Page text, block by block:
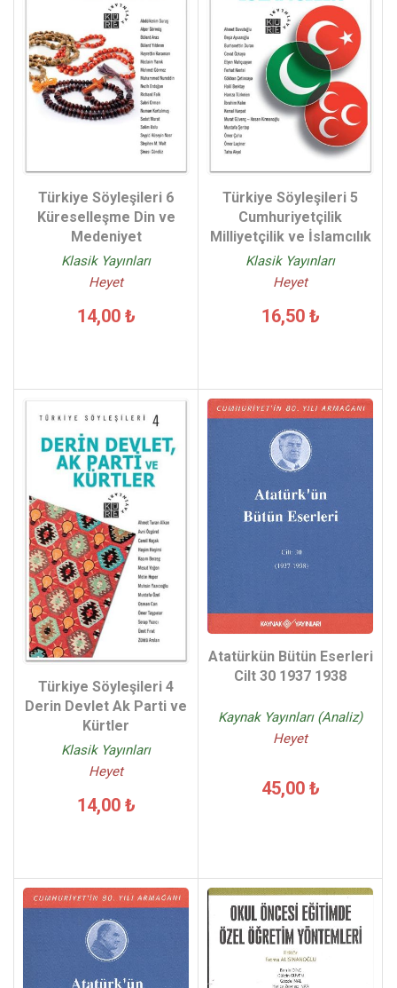
Türkiye Söyleşileri 6
Küreselleşme Din ve
Medeniyet
Klasik Yayınları
Heyet
14,00 ₺
Türkiye Söyleşileri 5
Cumhuriyetçilik
Milliyetçilik ve İslamcılık
Klasik Yayınları
Heyet
16,50 ₺
Türkiye Söyleşileri 4
Derin Devlet Ak Parti ve
Kürtler
Klasik Yayınları
Heyet
14,00 ₺
Atatürkün Bütün Eserleri
Cilt 30 1937 1938
Kaynak Yayınları (Analiz)
Heyet
45,00 ₺